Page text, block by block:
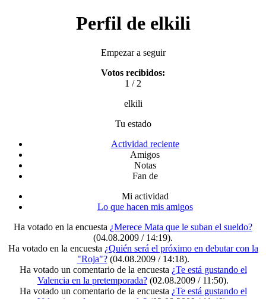
Perfil de elkili
Empezar a seguir
Votos recibidos:
1 / 2
elkili
Tu estado
Actividad reciente
Amigos
Notas
Fan de
Mi actividad
Lo que hacen mis amigos
Ha votado en la encuesta ¿Merece Mata que le suban el sueldo?
(04.08.2009 / 14:19).
Ha votado en la encuesta ¿Quién será el próximo en debutar con la
"Roja"? (04.08.2009 / 14:18).
Ha votado un comentario de la encuesta ¿Te está gustando el
Valencia en la pretemporada? (02.08.2009 / 11:50).
Ha votado un comentario de la encuesta ¿Te está gustando el